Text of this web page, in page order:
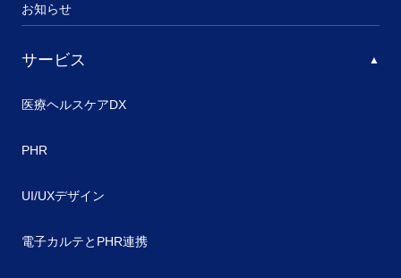
お知らせ
サービス
医療ヘルスケアDX
PHR
UI/UXデザイン
電子カルテとPHR連携